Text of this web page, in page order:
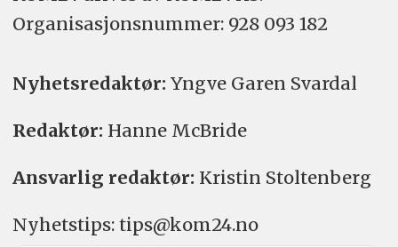
Organisasjons­nummer: 928 093 182
Nyhetsredaktør: Yngve Garen Svardal
Redaktør: Hanne McBride
Ansvarlig redaktør: Kristin Stoltenberg
Nyhetstips: tips@kom24.no